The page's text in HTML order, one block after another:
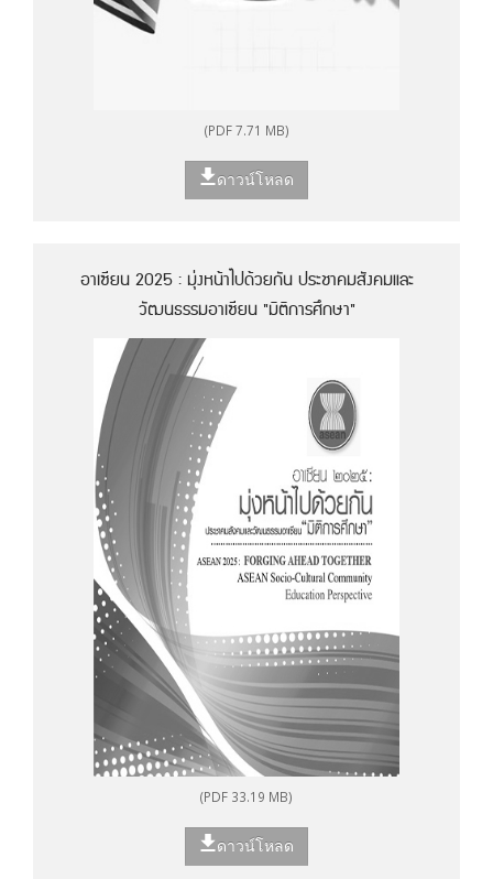
(PDF 7.71 MB)
ดาวน์โหลด
อาเซียน 2025 : มุ่งหน้าไปด้วยกัน ประชาคมสังคมและ
วัฒนธรรมอาเซียน "มิติการศึกษา"
(PDF 33.19 MB)
ดาวน์โหลด